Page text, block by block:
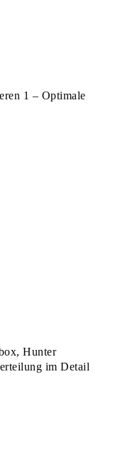
1 – Optimale
Hunter
im Detail